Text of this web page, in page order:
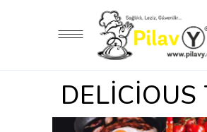
DELICIOUS